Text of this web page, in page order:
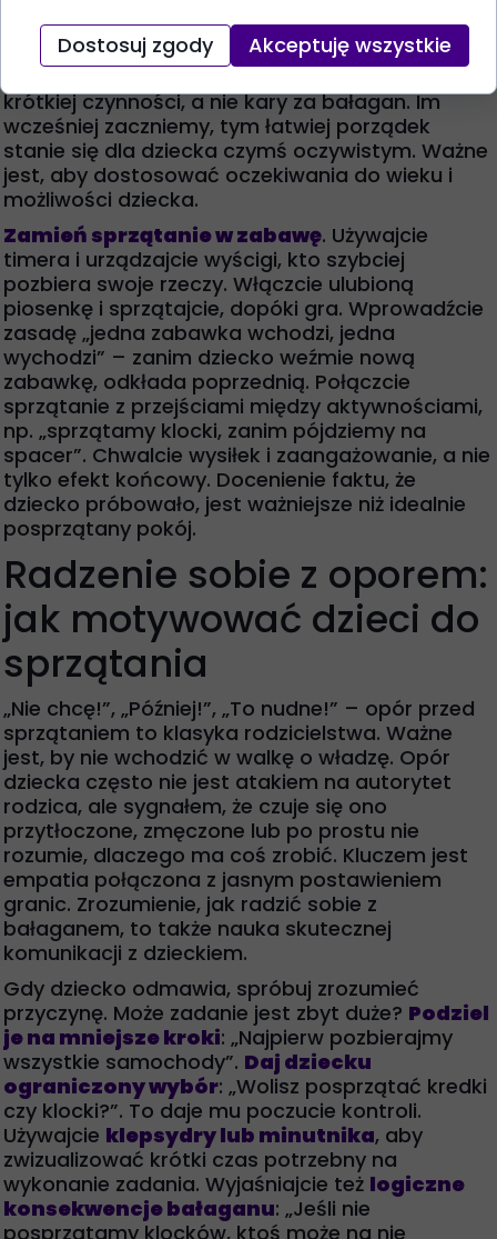
konsekwencji i pozytywnego wzmocnienia
Kluczem jest włączenie sprzątania w naturalny
krótkiej czynności, a nie kary za bałagan. Im
wcześniej zaczniemy, tym łatwiej porządek
stanie się dla dziecka czymś oczywistym. Ważne
jest, aby dostosować oczekiwania do wieku i
możliwości dziecka.
Zamień sprzątanie w zabawę. Używajcie
timera i urządzajcie wyścigi, kto szybciej
pozbiera swoje rzeczy. Włączcie ulubioną
piosenkę i sprzątajcie, dopóki gra. Wprowadźcie
zasadę „jedna zabawka wchodzi, jedna
wychodzi” – zanim dziecko weźmie nową
zabawkę, odkłada poprzednią. Połączcie
sprzątanie z przejściami między aktywnościami,
np. „sprzątamy klocki, zanim pójdziemy na
spacer”. Chwalcie wysiłek i zaangażowanie, a nie
tylko efekt końcowy. Docenienie faktu, że
dziecko próbowało, jest ważniejsze niż idealnie
posprzątany pokój.
Radzenie sobie z oporem:
jak motywować dzieci do
sprzątania
„Nie chcę!”, „Później!”, „To nudne!” – opór przed
sprzątaniem to klasyka rodzicielstwa. Ważne
jest, by nie wchodzić w walkę o władzę. Opór
dziecka często nie jest atakiem na autorytet
rodzica, ale sygnałem, że czuje się ono
przytłoczone, zmęczone lub po prostu nie
rozumie, dlaczego ma coś zrobić. Kluczem jest
empatia połączona z jasnym postawieniem
granic. Zrozumienie, jak radzić sobie z
bałaganem, to także nauka skutecznej
komunikacji z dzieckiem.
Gdy dziecko odmawia, spróbuj zrozumieć
przyczynę. Może zadanie jest zbyt duże? Podziel
je na mniejsze kroki: „Najpierw pozbierajmy
wszystkie samochody”. Daj dziecku
ograniczony wybór: „Wolisz posprzątać kredki
czy klocki?”. To daje mu poczucie kontroli.
Używajcie klepsydry lub minutnika, aby
zwizualizować krótki czas potrzebny na
wykonanie zadania. Wyjaśniajcie też logiczne
konsekwencje bałaganu: „Jeśli nie
posprzątamy klocków, ktoś może na nie
Dostosuj zgody Akceptuję wszystkie